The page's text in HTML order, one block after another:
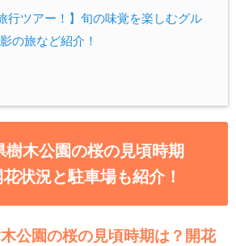
行ツアー！】旬の味覚を楽しむグル
の旅など紹介！
樹木公園の桜の見頃時期
状況と駐車場も紹介！
公園の桜の見頃時期は？開花